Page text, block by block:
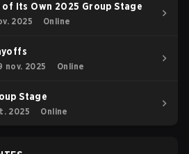
of Its Own 2025 Group Stage
2025 Online
nov. 2025 Online
Stage
2025 Online